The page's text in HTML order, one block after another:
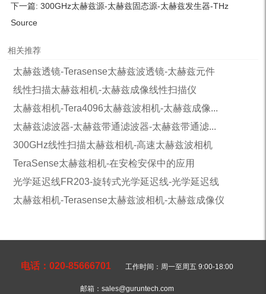
下一篇: 300GHz太赫兹源-太赫兹固态源-太赫兹发生器-THz
Source
相关推荐
太赫兹透镜-Terasense太赫兹波透镜-太赫兹元件
线性扫描太赫兹相机-太赫兹成像线性扫描仪
太赫兹相机-Tera4096太赫兹波相机-太赫兹成像...
太赫兹滤波器-太赫兹带通滤波器-太赫兹带通滤...
300GHz线性扫描太赫兹相机-高速太赫兹波相机
TeraSense太赫兹相机-在安检安保中的应用
光学延迟线FR203-旋转式光学延迟线-光学延迟线
太赫兹相机-Terasense太赫兹波相机-太赫兹成像仪
电话：020-85666701 工作时间：周一至周五 9:00-18:00
邮箱：sales@guruntech.com